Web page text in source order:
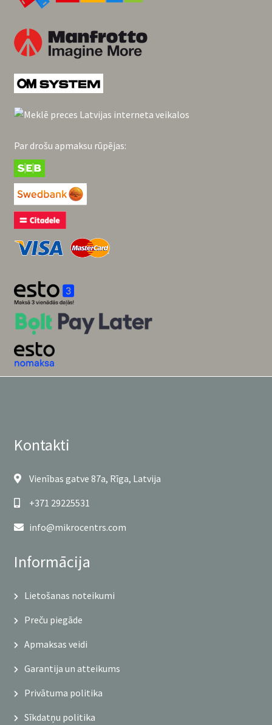
Par drošu apmaksu rūpējas:
Kontakti
Vienības gatve 87a, Rīga, Latvija
+371 29225531
info@mikrocentrs.com
Informācija
Lietošanas noteikumi
Preču piegāde
Apmaksas veidi
Garantija un atteikums
Privātuma politika
Sīkdatņu politika